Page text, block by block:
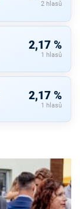
2 hlasů
2,17 %
1 hlasů
2,17 %
1 hlasů